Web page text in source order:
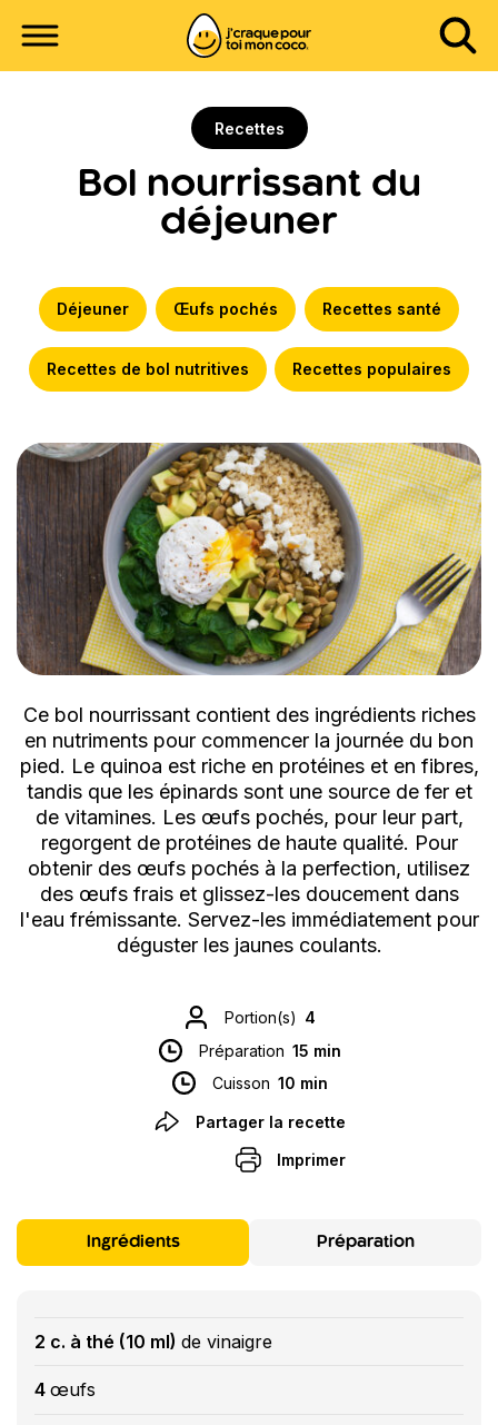
Recettes
Bol nourrissant du
déjeuner
Déjeuner Œufs pochés Recettes santé
Recettes de bol nutritives Recettes populaires
Ce bol nourrissant contient des ingrédients riches
en nutriments pour commencer la journée du bon
pied. Le quinoa est riche en protéines et en fibres,
tandis que les épinards sont une source de fer et
de vitamines. Les œufs pochés, pour leur part,
regorgent de protéines de haute qualité. Pour
obtenir des œufs pochés à la perfection, utilisez
des œufs frais et glissez-les doucement dans
l'eau frémissante. Servez-les immédiatement pour
déguster les jaunes coulants.
Portion(s) 4
Préparation 15 min
Cuisson 10 min
Partager la recette
Imprimer
Ingrédients Préparation
2 c. à thé (10 ml) de vinaigre
4 œufs